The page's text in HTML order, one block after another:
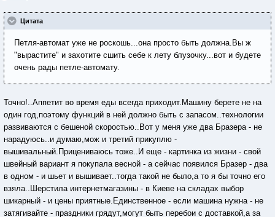
Цитата
Петля-автомат уже не роскошь...она просто быть должна.Вы ж
"вырастите" и захотите сшить себе к лету блузочку...вот и будете
очень рады петле-автомату.
Точно!..Аппетит во время еды всегда приходит.Машину берете не на
один год,поэтому функций в ней должно быть с запасом..технологии
развиваются с бешеной скоростью..Вот у меня уже два Бразера - не
нарадуюсь..и думаю,мож и третий прикуплю -
вышивальный.Прицениваюсь тоже..И еще - картинка из жизни - свой
швейный вариант я покупала весной - а сейчас появился Бразер - два
в одном - и шьет и вышивает..тогда такой не было,а то я бы точно его
взяла..Шерстила интернетмагазины - в Киеве на складах выбор
шикарный - и цены приятные.Единственное - если машина нужна - не
затягивайте - праздники грядут,могут быть перебои с доставкой,а за